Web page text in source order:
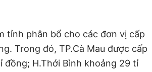
tỉnh phân bổ cho các đơn vị cấp
Trong đó, TP.Cà Mau được cấp
đồng; H.Thới Bình khoảng 29 tỉ